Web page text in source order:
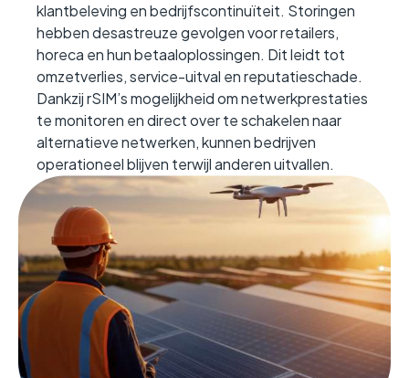
klantbeleving en bedrijfscontinuïteit. Storingen
hebben desastreuze gevolgen voor retailers,
horeca en hun betaaloplossingen. Dit leidt tot
omzetverlies, service-uitval en reputatieschade.
Dankzij rSIM’s mogelijkheid om netwerkprestaties
te monitoren en direct over te schakelen naar
alternatieve netwerken, kunnen bedrijven
operationeel blijven terwijl anderen uitvallen.